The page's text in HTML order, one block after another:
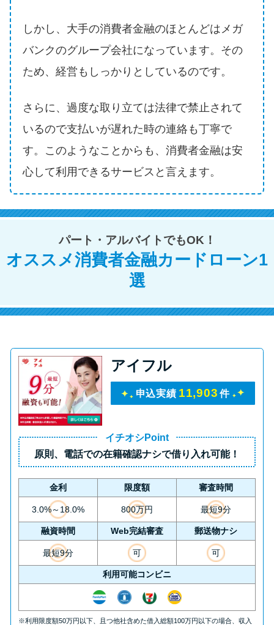
年収が低い＆他社借入があると
を分析
みずほ銀行カードローンの問い
合わせ先とシーン別の問い合わ
せ方法
しかし、大手の消費者金融のほとんどはメガ
バンクのグループ会社になっています。その
ため、経営もしっかりとしているのです。
さらに、過度な取り立ては法律で禁止されて
いるので支払いが遅れた時の連絡も丁寧で
す。このようなことからも、消費者金融は安
心して利用できるサービスと言えます。
パート・アルバイトでもOK！
オススメ消費者金融カードローン1
選
アイフル
申込実績 11,903 件
イチオシPoint
原則、 電話での在籍確認ナシで借り入れ可能！
金利 限度額 審査時間
3.0%～18.0% 800万円 最短9分
融資時間 Web完結審査 郵送物ナシ
最短9分 可 可
利用可能コンビニ
※利用限度額50万円以下、且つ他社含めた借入総額100万円以下の場合、収入